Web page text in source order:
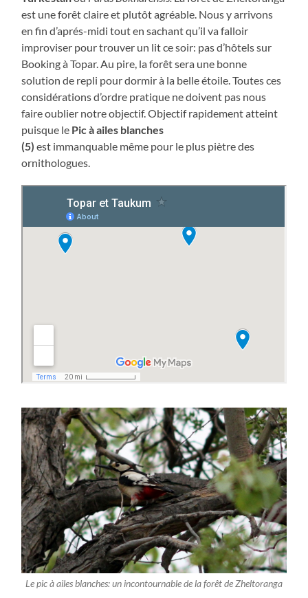
est une forêt claire et plutôt agréable. Nous y arrivons
en fin d’aprés-midi tout en sachant qu’il va falloir
improviser pour trouver un lit ce soir: pas d’hôtels sur
Booking à Topar. Au pire, la forêt sera une bonne
solution de repli pour dormir à la belle étoile. Toutes ces
considérations d’ordre pratique ne doivent pas nous
faire oublier notre objectif. Objectif rapidement atteint
puisque le Pic à ailes blanches
(5)est immanquable même pour le plus piètre des
ornithologues.
Le pic à ailes blanches: un incontournable de la forêt de Zheltoranga